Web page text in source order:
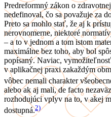
Predreformný zákon o
nedefinoval, čo sa považuje za
Preto sa mohlo stať, že aj k
nerovnomerne, niektoré
– a to v jednom a tom istom
maximálne bez toho, aby bol
popísaný. Naviac,
v aplikačnej praxi zakaždým
vôbec nemali charakter
alebo ak aj mali, de facto
rozhodujúci vplyv na to, v akej
dostupná.2)